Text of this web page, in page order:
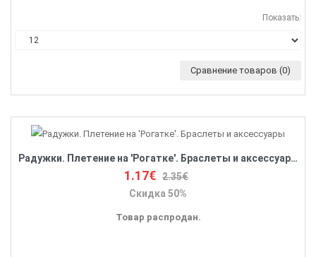
Показать:
Сравнение товаров (0)
Радужки. Плетение на 'Рогатке'. Браслеты и аксессуары
1.17€ 2.35€
Скидка 50%
Товар распродан.